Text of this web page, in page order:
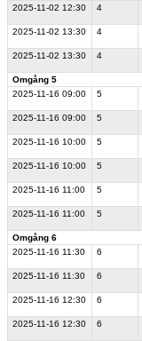
2025-11-02 12:30 4
2025-11-02 13:30 4
2025-11-02 13:30 4
Omgång 5
2025-11-16 09:00 5
2025-11-16 09:00 5
2025-11-16 10:00 5
2025-11-16 10:00 5
2025-11-16 11:00 5
2025-11-16 11:00 5
Omgång 6
2025-11-16 11:30 6
2025-11-16 11:30 6
2025-11-16 12:30 6
2025-11-16 12:30 6